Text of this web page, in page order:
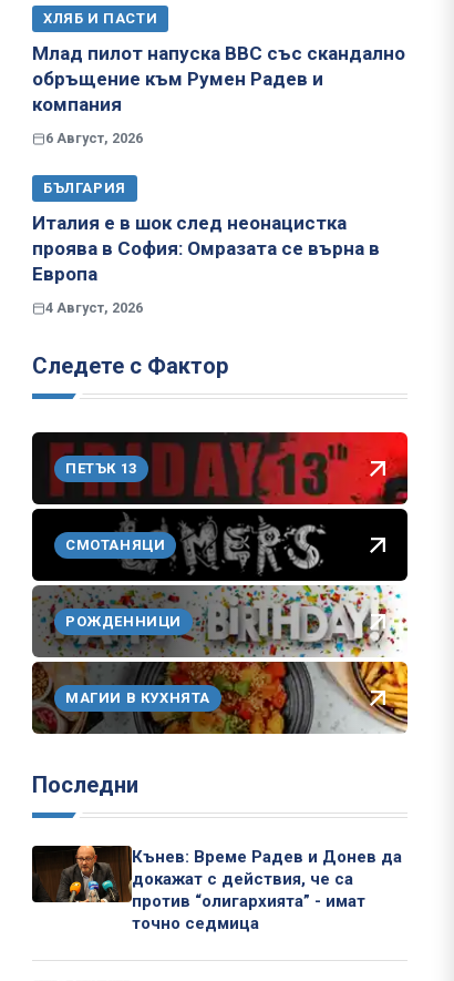
ХЛЯБ И ПАСТИ
Млад пилот напуска ВВС със скандално
обръщение към Румен Радев и
компания
6 Август, 2026
БЪЛГАРИЯ
Италия е в шок след неонацистка
проява в София: Омразата се върна в
Европа
4 Август, 2026
Следете с Фактор
ПЕТЪК 13
СМОТАНЯЦИ
РОЖДЕННИЦИ
МАГИИ В КУХНЯТА
Последни
Кънев: Време Радев и Донев да
докажат с действия, че са
против “олигархията” - имат
точно седмица